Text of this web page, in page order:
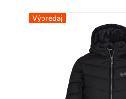
Výpredaj